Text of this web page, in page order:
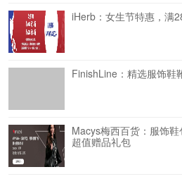
iHerb：女生节特惠，满
FinishLine：精选服饰鞋
Macys梅西百货：服饰
超值赠品礼包